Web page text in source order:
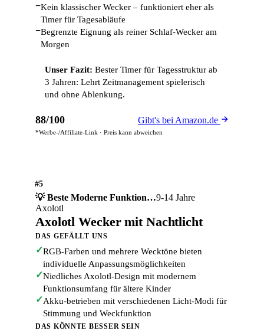
−Kein klassischer Wecker – funktioniert eher als
Timer für Tagesabläufe
−Begrenzte Eignung als reiner Schlaf-Wecker am
Morgen
Unser Fazit: Bester Timer für Tagesstruktur ab
3 Jahren: Lehrt Zeitmanagement spielerisch
und ohne Ablenkung.
88/100 Gibt's bei Amazon.de
*Werbe-/Affiliate-Link · Preis kann abweichen
#5
💡 Beste Moderne Funktion…9-14 Jahre
Axolotl
Axolotl Wecker mit Nachtlicht
DAS GEFÄLLT UNS
✓RGB-Farben und mehrere Wecktöne bieten
individuelle Anpassungsmöglichkeiten
✓Niedliches Axolotl-Design mit modernem
Funktionsumfang für ältere Kinder
✓Akku-betrieben mit verschiedenen Licht-Modi für
Stimmung und Weckfunktion
DAS KÖNNTE BESSER SEIN